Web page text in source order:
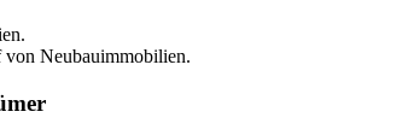
Neubauimmobilien.